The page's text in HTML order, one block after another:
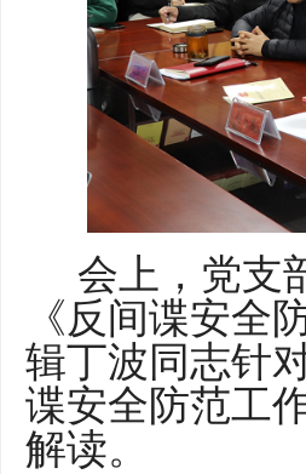
会上，党支
《反间谍安全
辑丁波同志针
谍安全防范工
解读。